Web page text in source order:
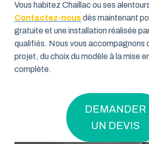
Vous habitez Chaillac ou ses
Contactez-nousdès maintenant
gratuite et une installation réalisée
qualifiés. Nous vous accompagnons
projet, du choix du modèle à la mise
complète.
DEMANDER
UN DEVIS